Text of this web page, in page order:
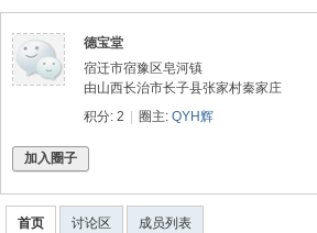
氏
文
网
德宝堂
宿迁市宿豫区皂河镇
由山西长治市长子县张家村秦家庄
积分: 2
圈主: QYH辉
加入圈子
首页 讨论区 成员列表